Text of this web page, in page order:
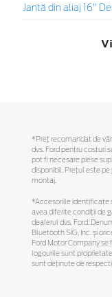
Jantă din aliaj 16"
*Preţ recomandat de
dvs. Ford pentru costuri
pot fi necesare piese
disponibil. Preţul este pe
montaj.
*Accesoriile identificate
avea diferite condiții de
dealerul dvs. Ford.
Bluetooth SIG, Inc. și
Ford Motor Company
logourile sunt
sunt deținute de